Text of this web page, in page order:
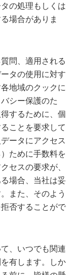
の処理もしくは
場合がありま
問、適用される
タの使用に対す
地域のクックに
シー保護のた
するために、個
ことを要求して
ータにアクセス
ために手数料を
セスの要求が、
場合、当社は妥
また、そのよう
否することがで
、いつでも関連
有します。しか